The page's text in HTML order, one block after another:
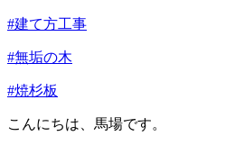
#建て方工事
#無垢の木
#焼杉板
こんにちは、馬場です。